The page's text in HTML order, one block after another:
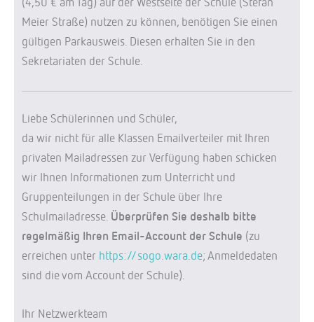
(4,50 € am Tag) auf der Westseite der Schule (Stefan
Meier Straße) nutzen zu können, benötigen Sie einen
gültigen Parkausweis. Diesen erhalten Sie in den
Sekretariaten der Schule.
Liebe Schülerinnen und Schüler,
da wir nicht für alle Klassen Emailverteiler mit Ihren
privaten Mailadressen zur Verfügung haben schicken
wir Ihnen Informationen zum Unterricht und
Gruppenteilungen in der Schule über Ihre
Schulmailadresse. Überprüfen Sie deshalb bitte
regelmäßig Ihren Email-Account der Schule (zu
erreichen unter https://sogo.wara.de; Anmeldedaten
sind die vom Account der Schule).
Ihr Netzwerkteam